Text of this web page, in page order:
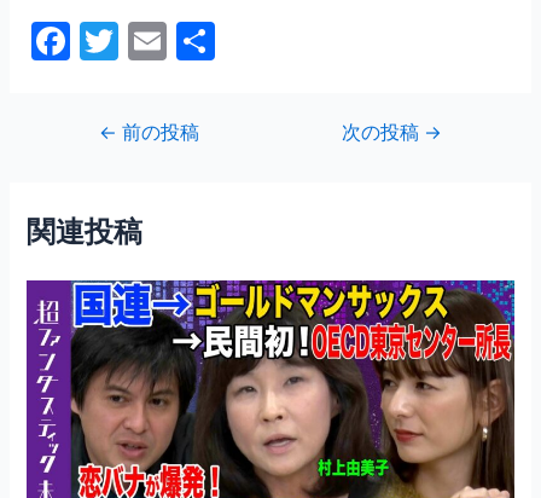
F
o
o
k
T
itt
er
E
ai
l
ビ
ゲ
シ
ョ
← 前の投稿 次の投稿 →
関連投稿